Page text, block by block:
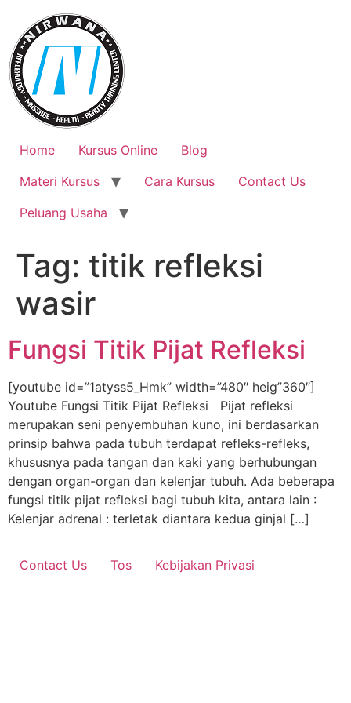
content
Home Kursus Online
Blog
Materi Kursus
Cara Kursus
Contact Us
Peluang Usaha
Tag: titik refleksi
wasir
Fungsi Titik Pijat Refleksi
[youtube id=”1atyss5_Hmk” width=”480″ heig”360″]
Youtube Fungsi Titik Pijat Refleksi Pijat refleksi
merupakan seni penyembuhan kuno, ini berdasarkan
prinsip bahwa pada tubuh terdapat refleks-refleks,
khususnya pada tangan dan kaki yang berhubungan
dengan organ-organ dan kelenjar tubuh. Ada beberapa
fungsi titik pijat refleksi bagi tubuh kita, antara lain :
Kelenjar adrenal : terletak diantara kedua ginjal […]
Contact Us Tos Kebijakan Privasi